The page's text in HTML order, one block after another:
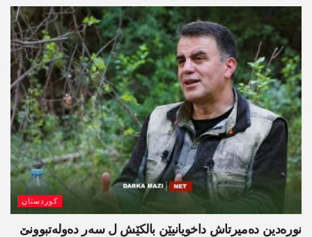
کوردستان
نورەدین دەمیرتاش داخویانیێن بالکێش ل سەر دەولەتبوونێ